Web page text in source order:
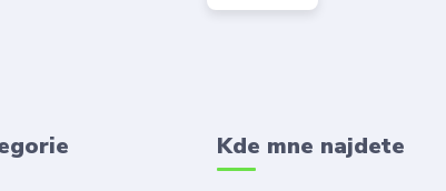
Kde mne najdete